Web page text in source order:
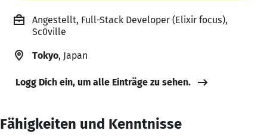
Angestellt, Full-Stack Developer (Elixir focus),
Sc0ville
Tokyo, Japan
Logg Dich ein, um alle Einträge zu sehen.
Fähigkeiten und Kenntnisse